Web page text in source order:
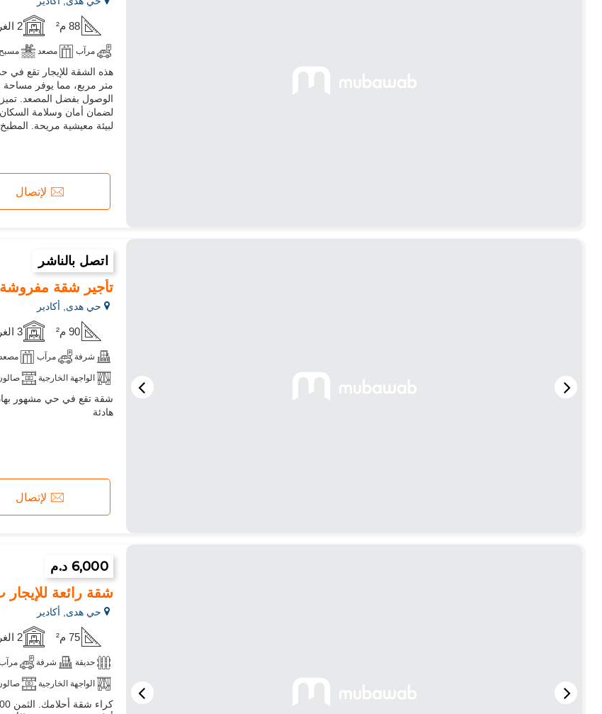
88 م² 2 الغرف
مرآب مصعد مسبح
متر مربع، مما يوفر
الوصول بفضل المصعد. تميز
لضمان أمان وسلامة
لبيئة معيشية مريحة.
لإتصال
اتصل بالناشر
تأجير شقة
حي هدى, أكادير
90 م² 3 الغرف
شرفة مرآب
الواجهة الخارجية
زجاج مزدوج بابشقة تقع في حي مشهور
هادئة
لإتصال
6,000 د.م
شقة رائعة للإيجار ب
حي هدى, أكادير
75 م² 2 الغرف
حديقة شرفة
الواجهة الخارجية
فرن تلفزيون آلة